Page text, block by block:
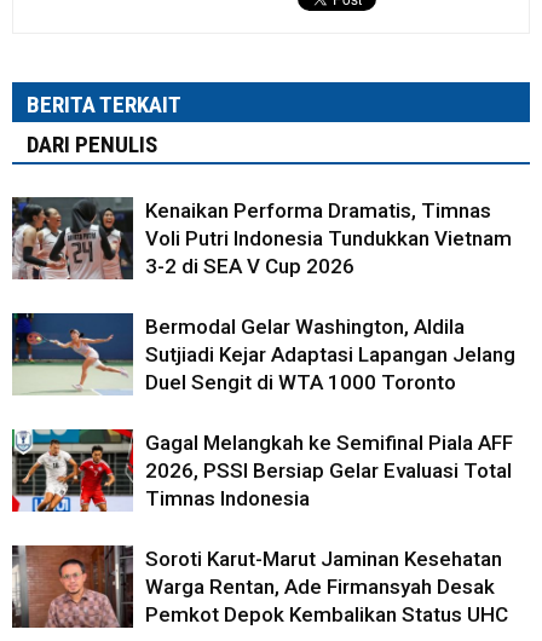
BERITA TERKAIT
DARI PENULIS
Kenaikan Performa Dramatis, Timnas
Voli Putri Indonesia Tundukkan Vietnam
3-2 di SEA V Cup 2026
Bermodal Gelar Washington, Aldila
Sutjiadi Kejar Adaptasi Lapangan Jelang
Duel Sengit di WTA 1000 Toronto
Gagal Melangkah ke Semifinal Piala AFF
2026, PSSI Bersiap Gelar Evaluasi Total
Timnas Indonesia
Soroti Karut-Marut Jaminan Kesehatan
Warga Rentan, Ade Firmansyah Desak
Pemkot Depok Kembalikan Status UHC